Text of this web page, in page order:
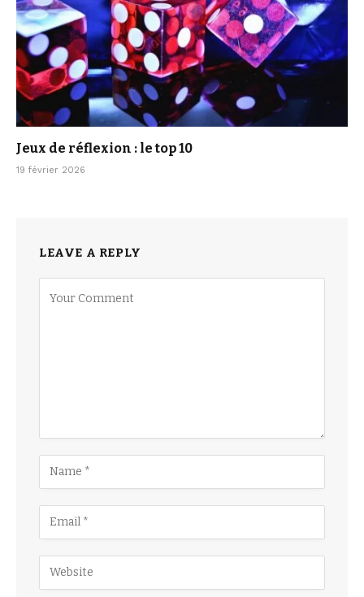
Jeux de réflexion : le top 10
19 février 2026
LEAVE A REPLY